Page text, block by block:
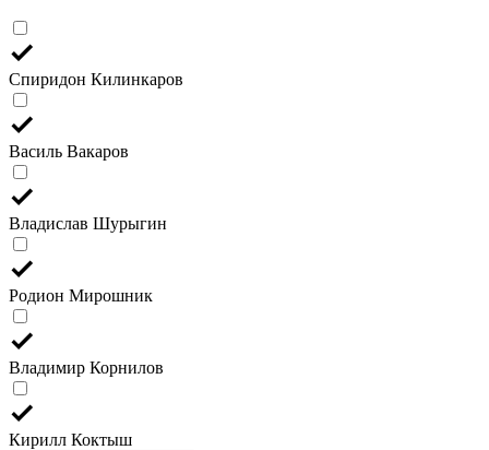
Спиридон Килинкаров
Василь Вакаров
Владислав Шурыгин
Родион Мирошник
Владимир Корнилов
Кирилл Коктыш